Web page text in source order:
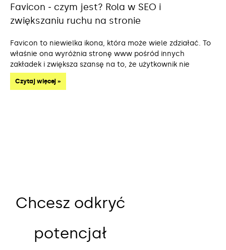
Favicon ‒ czym jest? Rola w SEO i
zwiększaniu ruchu na stronie
Favicon to niewielka ikona, która może wiele zdziałać. To
właśnie ona wyróżnia stronę www pośród innych
zakładek i zwiększa szansę na to, że użytkownik nie
Czytaj więcej »
Chcesz odkryć
potencjał